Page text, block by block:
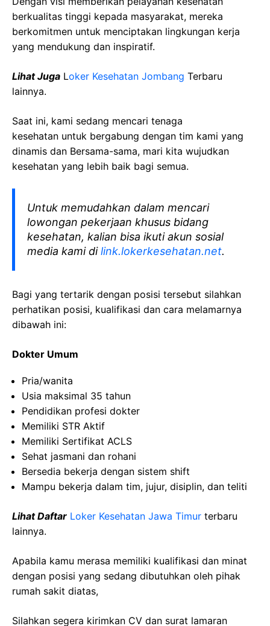
berkualitas tinggi kepada masyarakat, mereka
berkomitmen untuk menciptakan lingkungan kerja
yang mendukung dan inspiratif.
Lihat Juga Loker Kesehatan Jombang Terbaru
lainnya.
Saat ini, kami sedang mencari tenaga
kesehatan untuk bergabung dengan tim kami yang
dinamis dan Bersama-sama, mari kita wujudkan
kesehatan yang lebih baik bagi semua.
Untuk memudahkan dalam mencari
lowongan pekerjaan khusus bidang
kesehatan, kalian bisa ikuti akun sosial
media kami dilink.lokerkesehatan.net.
Bagi yang tertarik dengan posisi tersebut silahkan
perhatikan posisi, kualifikasi dan cara melamarnya
dibawah ini:
Dokter Umum
Pria/wanita
Usia maksimal 35 tahun
Pendidikan profesi dokter
Memiliki STR Aktif
Memiliki Sertifikat ACLS
Sehat jasmani dan rohani
Bersedia bekerja dengan sistem shift
Mampu bekerja dalam tim, jujur, disiplin, dan teliti
Lihat Daftar Loker Kesehatan Jawa Timur terbaru
lainnya.
Apabila kamu merasa memiliki kualifikasi dan minat
dengan posisi yang sedang dibutuhkan oleh pihak
rumah sakit diatas,
Silahkan segera kirimkan CV dan surat lamaran